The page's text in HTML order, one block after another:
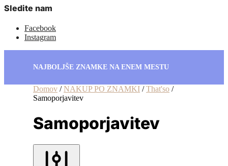
Sledite nam
Facebook
Instagram
NAJBOLJŠE ZNAMKE NA ENEM MESTU
Domov /NAKUP PO ZNAMKI /That'so /
Samoporjavitev
Samoporjavitev